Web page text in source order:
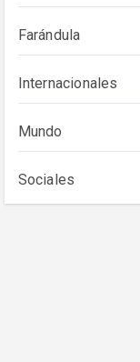
Farándula
Internacionales
Mundo
Sociales